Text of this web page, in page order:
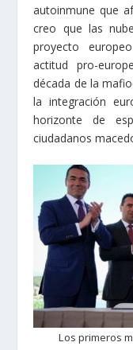
autoinmune que
creo que las
proyecto
actitud pro-
década de la
la integración
horizonte de
ciudadanos
Los primeros